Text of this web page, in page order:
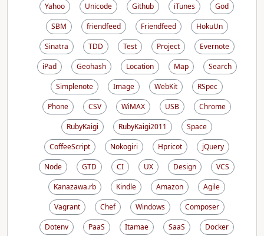
Yahoo
Unicode Github iTunes
God
SBM
friendfeed Friendfeed
HokuUn
Sinatra
TDD Test Project
Evernote
iPad
Geohash Location Map
Search
Simplenote
Image WebKit
RSpec
Phone
CSV WiMAX USB
Chrome
RubyKaigi
RubyKaigi2011
Space
CoffeeScript
Nokogiri Hpricot
jQuery
Node
GTD CI UX Design
VCS
Kanazawa.rb
Kindle Amazon
Agile
Vagrant
Chef Windows
Composer
Dotenv
PaaS Itamae SaaS
Docker